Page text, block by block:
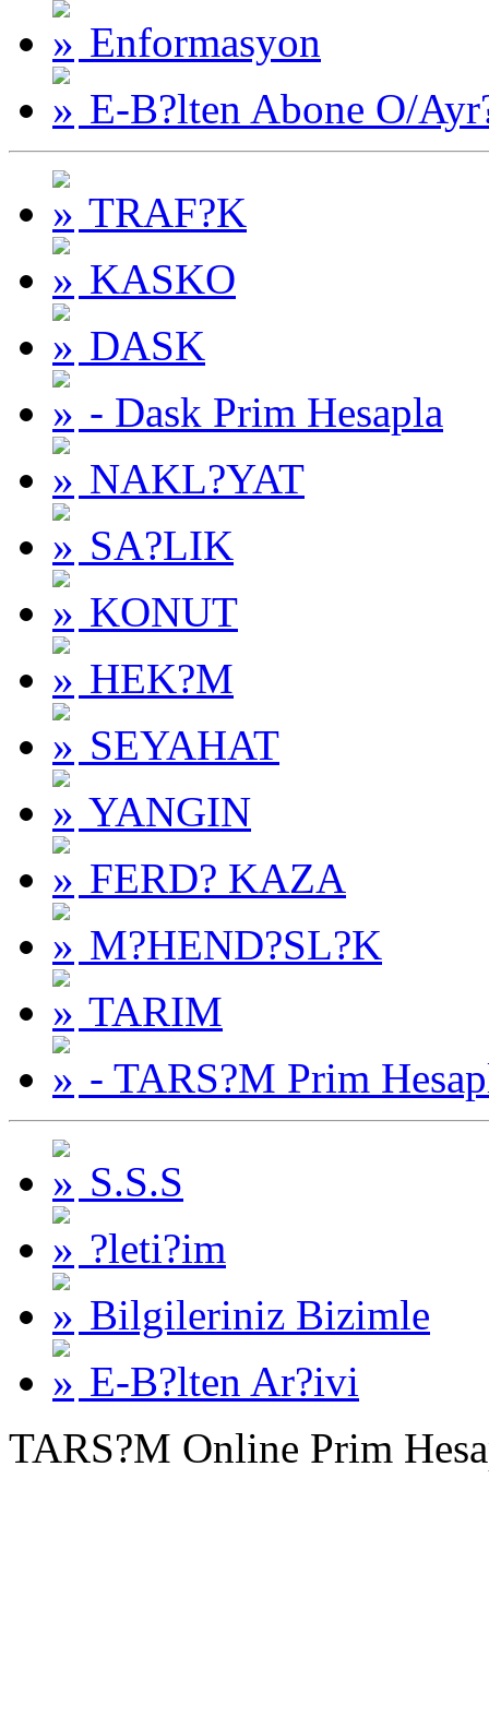
Enformasyon
E-B?lten Abone O/
TRAF?K
KASKO
DASK
- Dask Prim Hesapla
NAKL?YAT
SA?LIK
KONUT
HEK?M
SEYAHAT
YANGIN
FERD? KAZA
M?HEND?SL?K
TARIM
- TARS?M Prim
S.S.S
?leti?im
Bilgileriniz Bizimle
E-B?lten Ar?ivi
TARS?M Online Prim